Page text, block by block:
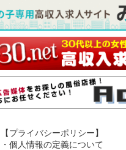
【プライバシーポリシー】
・個人情報の定義について